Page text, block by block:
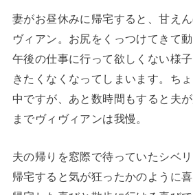
妻がお昼休みに帰宅すると、甘え
ヴィアン。お尻をくっつけてきて
午後の仕事に行って欲しくない様
きたくなくなってしまいます。ち
中ですが、あと数時間もすると夫
までヴィヴィアンは我慢。
夫の帰りを窓際で待っていたシベ
帰宅すると気が狂ったかのように